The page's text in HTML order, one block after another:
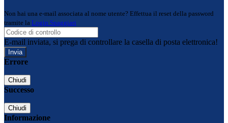
Non hai una e-mail associata al nome utente? Effettua il reset della password
tramite la Login Spaggiari
E-mail inviata, si prega di controllare la casella di posta elettronica!
Errore
Chiudi
Successo
Chiudi
Informazione